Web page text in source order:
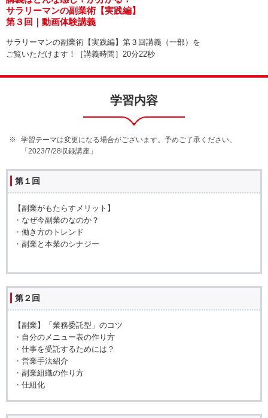
サラリーマンの副業術【実践編】
第３回｜動画体験講義
サラリーマンの副業術【実践編】第３回講義（一部）を
ご覧いただけます！［講義時間］20分22秒
学習内容
学習テーマは変更になる場合がございます。予めご了承ください。
「2023/7/28収録講座」
第１回
【副業がもたらすメリット】
・なぜ今副業のなのか？
・働き方のトレンド
・副業と本業のシナジー
第２回
【副業】「業務委託型」のコツ
・自分のメニュー表の作り方
・仕事を受託するためには？
・営業手法紹介
・副業組織の作り方
・仕組化